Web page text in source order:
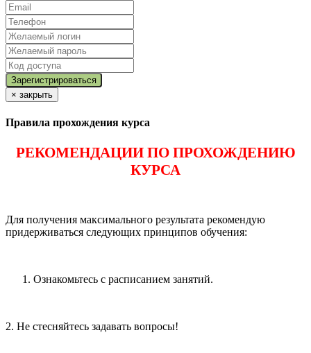
× закрыть
Правила прохождения курса
РЕКОМЕНДАЦИИ ПО ПРОХОЖДЕНИЮ
КУРСА
Для получения максимального результата рекомендую
придерживаться следующих принципов обучения:
Ознакомьтесь с расписанием занятий.
2. Не стесняйтесь задавать вопросы!